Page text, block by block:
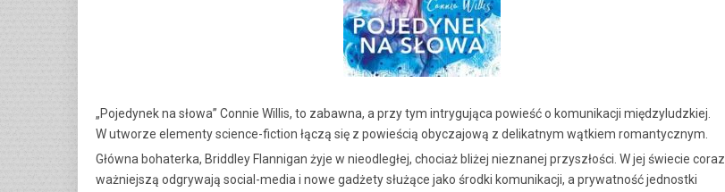
„Pojedynek na słowa” Connie Willis, to zabawna, a przy tym intrygująca powieść o komunikacji międzyludzkiej.
W utworze elementy science-fiction łączą się z powieścią obyczajową z delikatnym wątkiem romantycznym.
Główna bohaterka, Briddley Flannigan żyje w nieodległej, chociaż bliżej nieznanej przyszłości. W jej świecie coraz
ważniejszą odgrywają social-media i nowe gadżety służące jako środki komunikacji, a prywatność jednostki